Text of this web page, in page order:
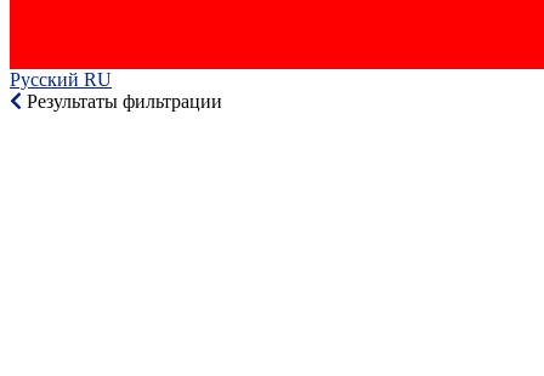
Русский RU‎
Результаты фильтрации